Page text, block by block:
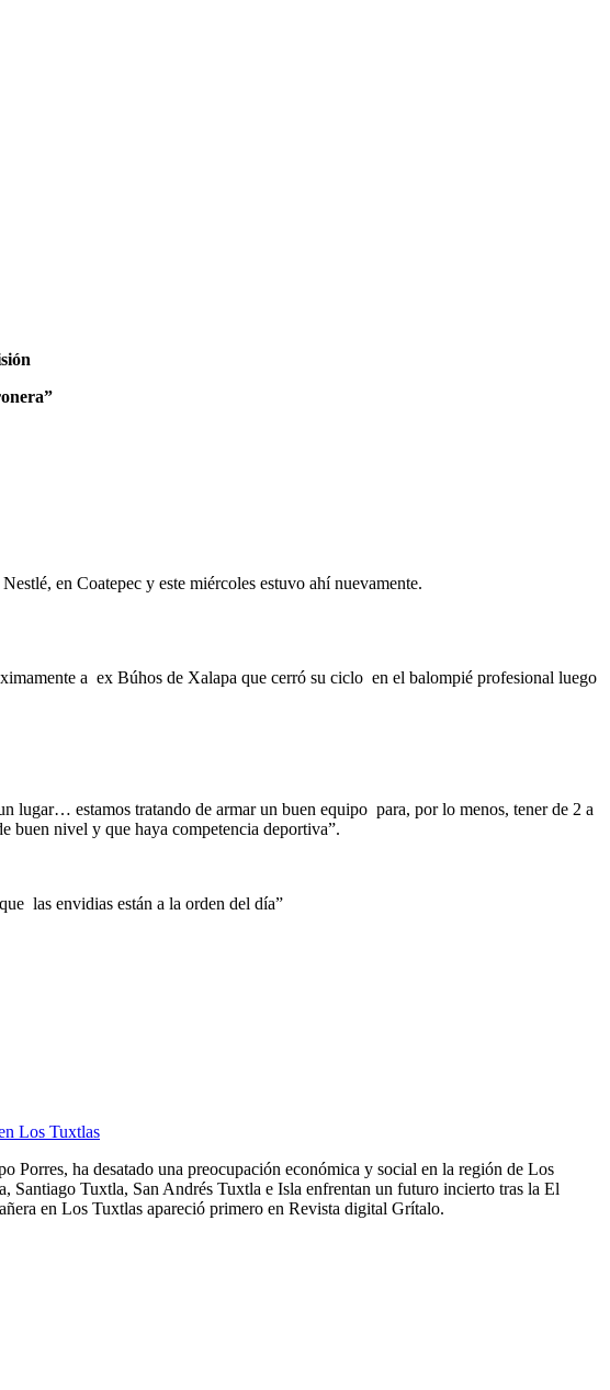
en Coatepec y este miércoles estuvo ahí nuevamente.
a ex Búhos de Xalapa que cerró su ciclo en el balompié profesional luego
lugar… estamos tratando de armar un buen equipo para, por lo menos, tener de 2 a
deportiva”.
las envidias están a la orden del día”
Los Tuxtlas
ha desatado una preocupación económica y social en la región de Los
Tuxtla, San Andrés Tuxtla e Isla enfrentan un futuro incierto tras la El
en Los Tuxtlas apareció primero en Revista digital Grítalo.